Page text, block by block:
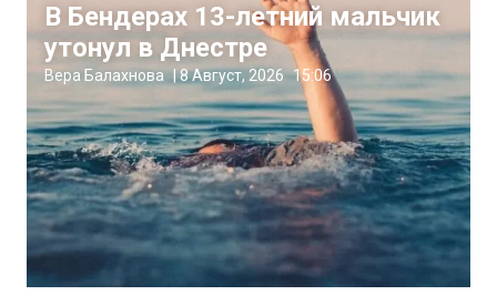
В Бендерах 13-летний мальчик
утонул в Днестре
Вера Балахнова |8 Август, 2026 15:06